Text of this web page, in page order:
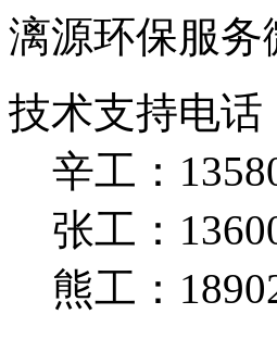
漓源环保服务
技术支持电话
辛工：
张工：
熊工：